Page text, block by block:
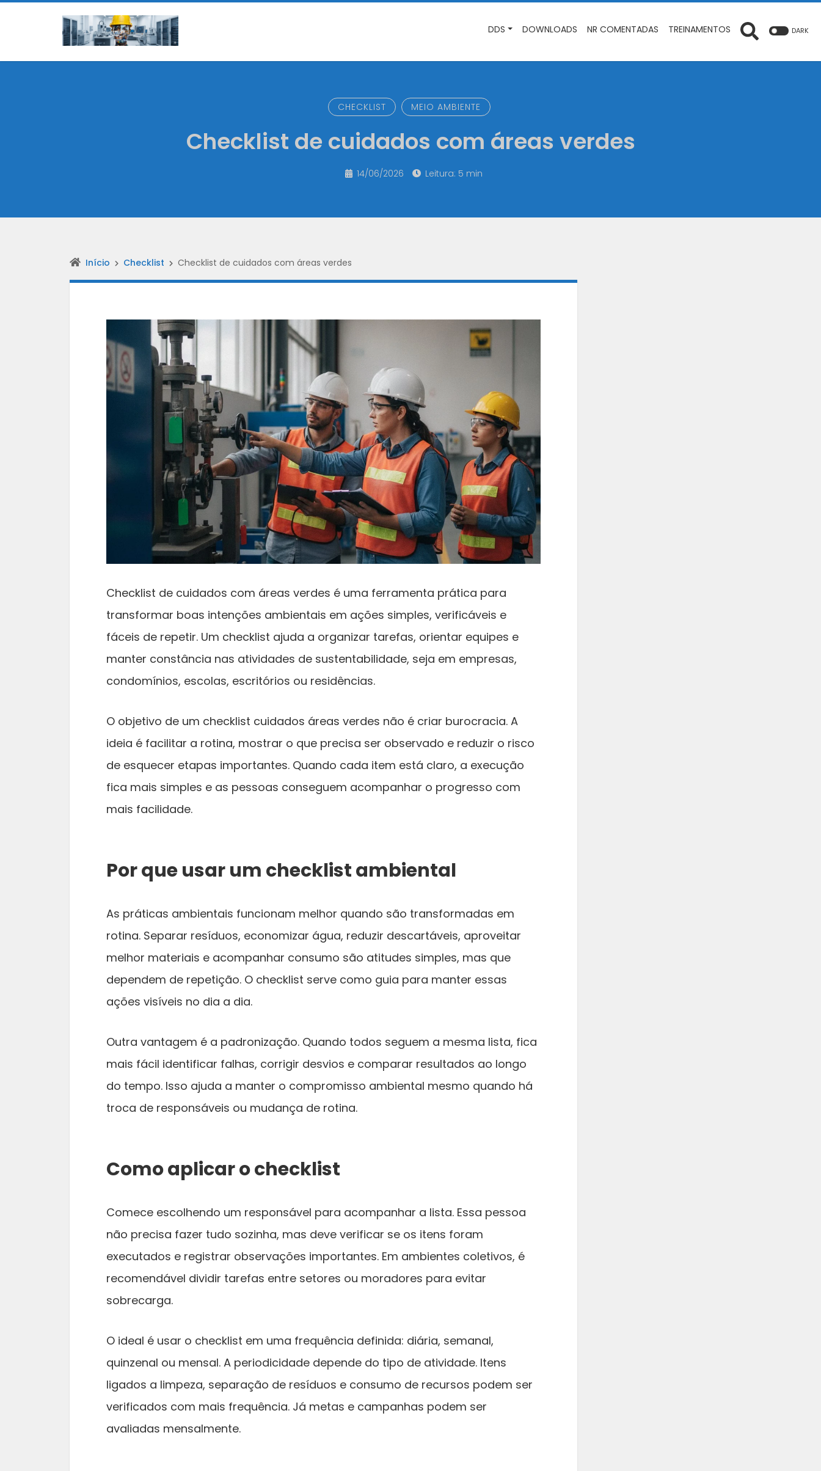
DDS DOWNLOADS NR COMENTADAS TREINAMENTOS DARK
CHECKLIST MEIO AMBIENTE
Checklist de cuidados com áreas verdes
14/06/2026 Leitura: 5 min
Início Checklist Checklist de cuidados com áreas verdes
Checklist de cuidados com áreas verdes é uma ferramenta prática para
transformar boas intenções ambientais em ações simples, verificáveis e
fáceis de repetir. Um checklist ajuda a organizar tarefas, orientar equipes e
manter constância nas atividades de sustentabilidade, seja em empresas,
condomínios, escolas, escritórios ou residências.
O objetivo de um checklist cuidados áreas verdes não é criar burocracia. A
ideia é facilitar a rotina, mostrar o que precisa ser observado e reduzir o risco
de esquecer etapas importantes. Quando cada item está claro, a execução
fica mais simples e as pessoas conseguem acompanhar o progresso com
mais facilidade.
Por que usar um checklist ambiental
As práticas ambientais funcionam melhor quando são transformadas em
rotina. Separar resíduos, economizar água, reduzir descartáveis, aproveitar
melhor materiais e acompanhar consumo são atitudes simples, mas que
dependem de repetição. O checklist serve como guia para manter essas
ações visíveis no dia a dia.
Outra vantagem é a padronização. Quando todos seguem a mesma lista, fica
mais fácil identificar falhas, corrigir desvios e comparar resultados ao longo
do tempo. Isso ajuda a manter o compromisso ambiental mesmo quando há
troca de responsáveis ou mudança de rotina.
Como aplicar o checklist
Comece escolhendo um responsável para acompanhar a lista. Essa pessoa
não precisa fazer tudo sozinha, mas deve verificar se os itens foram
executados e registrar observações importantes. Em ambientes coletivos, é
recomendável dividir tarefas entre setores ou moradores para evitar
sobrecarga.
O ideal é usar o checklist em uma frequência definida: diária, semanal,
quinzenal ou mensal. A periodicidade depende do tipo de atividade. Itens
ligados a limpeza, separação de resíduos e consumo de recursos podem ser
verificados com mais frequência. Já metas e campanhas podem ser
avaliadas mensalmente.